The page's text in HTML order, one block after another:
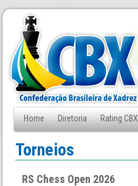
Home Diretoria Rating CBX
Fale Conosco
Torneios
RS Chess Open 2026